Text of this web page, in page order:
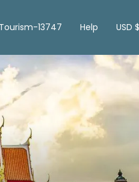
13747 Help USD $